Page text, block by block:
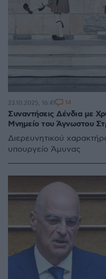
Συναντήσεις Δένδια με
Μνημείο του Άγνωστου
Διερευνητικού
υπουργείο Άμυνας
23.10.2025, 16:41 14